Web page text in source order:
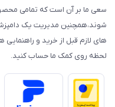
سعی ما بر آن است که تمامی
شوند،همچنین مدیریت یک
های لازم قبل از خرید و
لحظه روی کمک ما حساب کنید.